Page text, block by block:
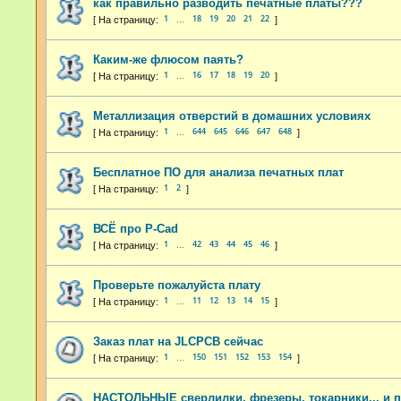
как правильно разводить печатные платы???
1 18 19 20 21 22
Каким-же флюсом паять?
1 16 17 18 19 20
Металлизация отверстий в домашних условиях
1 644 645 646 647 648
Бесплатное ПО для анализа печатных плат
1 2
ВСЁ про P-Cad
1 42 43 44 45 46
Проверьте пожалуйста плату
1 11 12 13 14 15
Заказ плат на JLCPCB сейчас
1 150 151 152 153 154
НАСТОЛЬНЫЕ сверлилки, фрезеры, токарники... и